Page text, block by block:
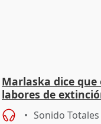
Marlaska dice
labores de
Sonido Totales